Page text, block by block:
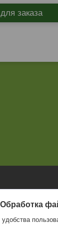
заказа
Обработка